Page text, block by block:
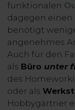
funktionalen
dagegen einen
benötigt
angenehmes
Auch für den
als Büro unter
des
oder als
Hobbygärtner